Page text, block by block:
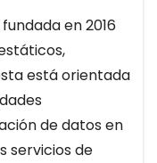
en 2016
está orientada
de datos en
servicios de